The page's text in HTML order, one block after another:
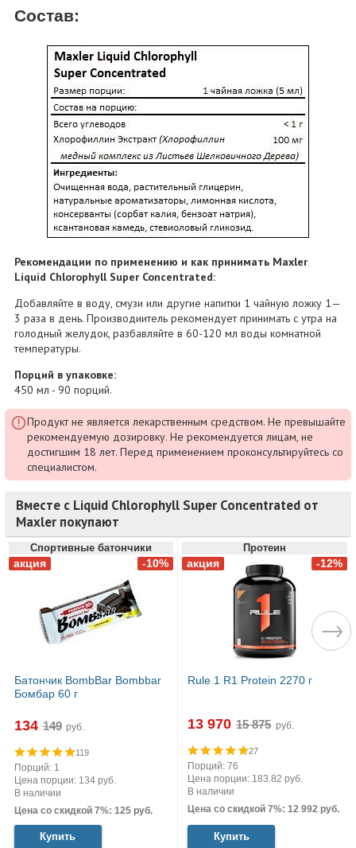
Состав:
Рекомендации по применению и как принимать Maxler
Liquid Chlorophyll Super Concentrated:
Добавляйте в воду, смузи или другие напитки 1 чайную ложку 1—
3 раза в день. Производиитель рекомендует принимать с утра на
голодный желудок, разбавляйте в 60-120 мл воды комнатной
температуры.
Порций в упаковке:
450 мл - 90 порций.
Продукт не является лекарственным средством. Не превышайте
рекомендуемую дозировку. Не рекомендуется лицам, не
достигшим 18 лет. Перед применением проконсультируйтесь со
специалистом.
Вместе с Liquid Chlorophyll Super Concentrated от
Maxler покупают
Спортивные батончики
Батончик BombBar Bombbar
Бомбар 60 г
134 руб.
119
Порций: 1
Цена порции: 134 руб.
В наличии
Цена со скидкой 7%: 125 руб.
Купить
Протеин
Rule 1 R1 Protein 2270 г
13 970 руб.
27
Порций: 76
Цена порции: 183.82 руб.
В наличии
Цена со скидкой 7%: 12 992 руб.
Купить